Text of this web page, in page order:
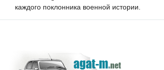
каждого поклонника военной истории.